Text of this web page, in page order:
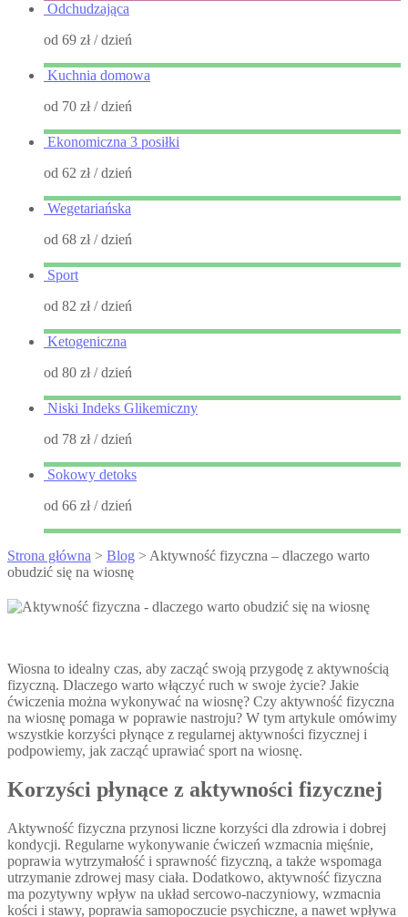
Odchudzająca
od 69 zł/ dzień
Kuchnia domowa
od 70 zł/ dzień
Ekonomiczna 3 posiłki
od 62 zł/ dzień
Wegetariańska
od 68 zł/ dzień
Sport
od 82 zł/ dzień
Ketogeniczna
od 80 zł/ dzień
Niski Indeks Glikemiczny
od 78 zł/ dzień
Sokowy detoks
od 66 zł/ dzień
Strona główna > Blog > Aktywność fizyczna – dlaczego warto
obudzić się na wiosnę
Wiosna to idealny czas, aby zacząć swoją przygodę z aktywnością
fizyczną. Dlaczego warto włączyć ruch w swoje życie? Jakie
ćwiczenia można wykonywać na wiosnę? Czy aktywność fizyczna
na wiosnę pomaga w poprawie nastroju? W tym artykule omówimy
wszystkie korzyści płynące z regularnej aktywności fizycznej i
podpowiemy, jak zacząć uprawiać sport na wiosnę.
Korzyści płynące z aktywności fizycznej
Aktywność fizyczna przynosi liczne korzyści dla zdrowia i dobrej
kondycji. Regularne wykonywanie ćwiczeń wzmacnia mięśnie,
poprawia wytrzymałość i sprawność fizyczną, a także wspomaga
utrzymanie zdrowej masy ciała. Dodatkowo, aktywność fizyczna
ma pozytywny wpływ na układ sercowo-naczyniowy, wzmacnia
kości i stawy, poprawia samopoczucie psychiczne, a nawet wpływa